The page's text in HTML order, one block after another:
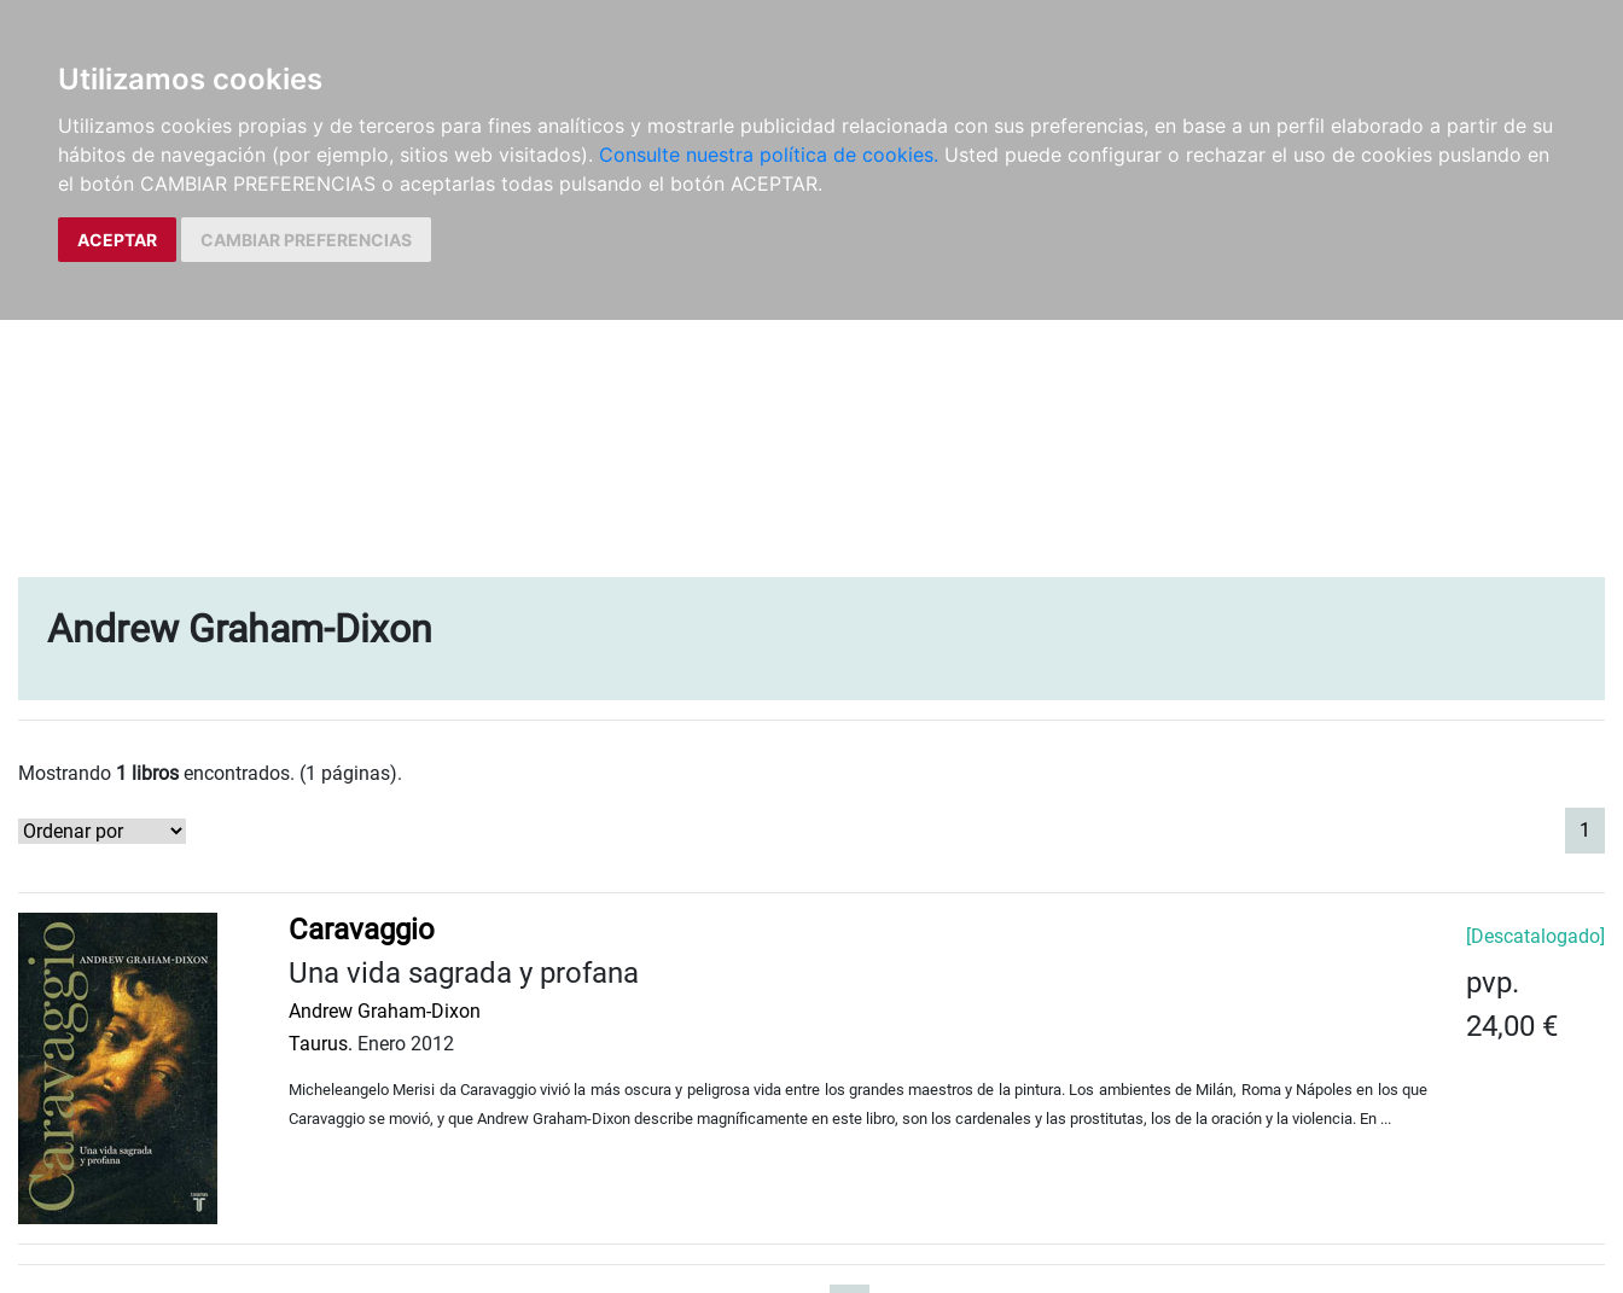
Utilizamos cookies
Utilizamos cookies propias y de terceros para fines analíticos y mostrarle publicidad relacionada con sus preferencias, en base a un perfil elaborado a partir de su
hábitos de navegación (por ejemplo, sitios web visitados). Consulte nuestra política de cookies. Usted puede configurar o rechazar el uso de cookies puslando en
el botón CAMBIAR PREFERENCIAS o aceptarlas todas pulsando el botón ACEPTAR.
ACEPTAR CAMBIAR PREFERENCIAS
Andrew Graham-Dixon
Mostrando 1 libros encontrados. (1 páginas).
1
Caravaggio
Una vida sagrada y profana
Andrew Graham-Dixon
Taurus. Enero 2012
Micheleangelo Merisi da Caravaggio vivió la más oscura y peligrosa vida entre los grandes maestros de la pintura. Los ambientes de Milán, Roma y Nápoles en los que
Caravaggio se movió, y que Andrew Graham-Dixon describe magníficamente en este libro, son los cardenales y las prostitutas, los de la oración y la violencia. En ...
[Descatalogado]
pvp.
24,00 €